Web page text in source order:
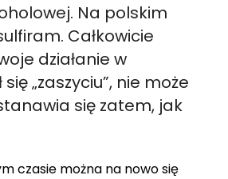
Na polskim
Całkowicie
działanie w
„zaszyciu”, nie może
się zatem, jak
czasie można na nowo się